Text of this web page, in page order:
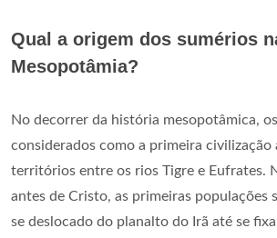
Qual a origem dos sumérios
Mesopotâmia?
No decorrer da história mesopotâmica,
considerados como a primeira civilização
territórios entre os rios Tigre e Eufrates.
antes de Cristo, as primeiras populações
se deslocado do planalto do Irã até se